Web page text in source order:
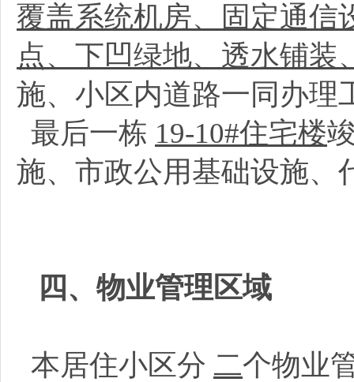
覆盖系统机房、固定通信
点、下凹绿地、透水铺装
施、小区内道路一同办理
最后一栋 19-10#住宅楼
施、市政公用基础设施、
四、物业管理区域
本居住小区分 二个物业